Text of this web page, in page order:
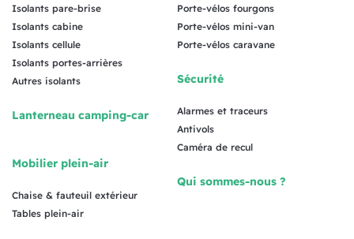
Isolants pare-brise
Isolants cabine
Isolants cellule
Isolants portes-arrières
Autres isolants
Lanterneau camping-car
Mobilier plein-air
Chaise & fauteuil extérieur
Tables plein-air
Porte-vélos fourgons
Porte-vélos mini-van
Porte-vélos caravane
Sécurité
Alarmes et traceurs
Antivols
Caméra de recul
Qui sommes-nous ?